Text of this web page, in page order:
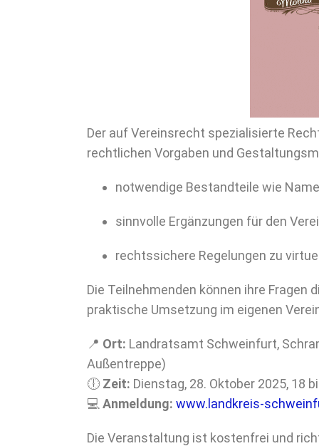
Der auf Vereinsrecht spezialisierte
rechtlichen Vorgaben und
notwendige Bestandteile wie
sinnvolle Ergänzungen für den
rechtssichere Regelungen zu
Die Teilnehmenden können ihre Fragen
praktische Umsetzung im eigenen
📍 Ort: Landratsamt Schweinfurt,
Außentreppe)
🕕Zeit: Dienstag, 28. Oktober 2025, 18
💻 Anmeldung: www.landkreis-
Die Veranstaltung ist kostenfrei und